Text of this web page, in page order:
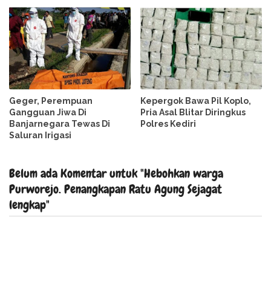
Geger, Perempuan
Gangguan Jiwa Di
Banjarnegara Tewas Di
Saluran Irigasi
Kepergok Bawa Pil Koplo,
Pria Asal Blitar Diringkus
Polres Kediri
Belum ada Komentar untuk "Hebohkan warga
Purworejo. Penangkapan Ratu Agung Sejagat
lengkap"